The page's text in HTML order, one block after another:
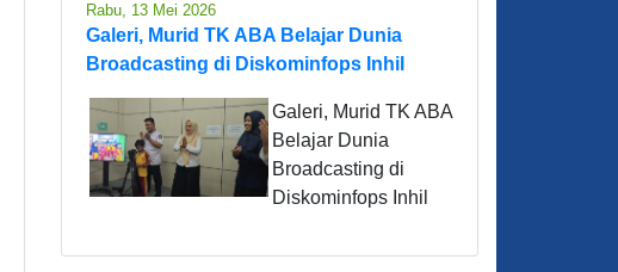
Rabu, 13 Mei 2026
Galeri, Murid TK ABA Belajar Dunia
Broadcasting di Diskominfops Inhil
Galeri, Murid TK ABA
Belajar Dunia
Broadcasting di
Diskominfops Inhil